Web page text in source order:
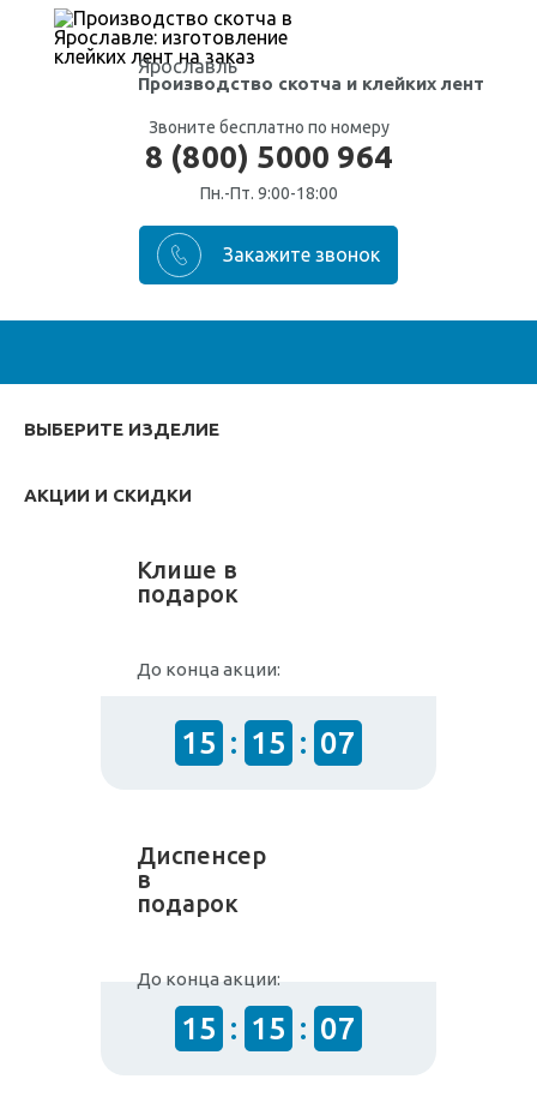
Ярославль
Производство скотча и клейких лент
Звоните бесплатно по номеру
8 (800) 5000 964
Пн.-Пт. 9:00-18:00
ВЫБЕРИТЕ ИЗДЕЛИЕ
АКЦИИ И СКИДКИ
Клише в
подарок
До конца акции:
15 : 15 : 07
Диспенсер
в
подарок
До конца акции:
15 : 15 : 07